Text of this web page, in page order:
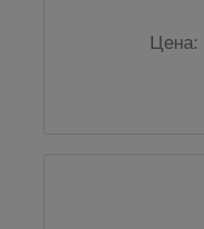
Цена: